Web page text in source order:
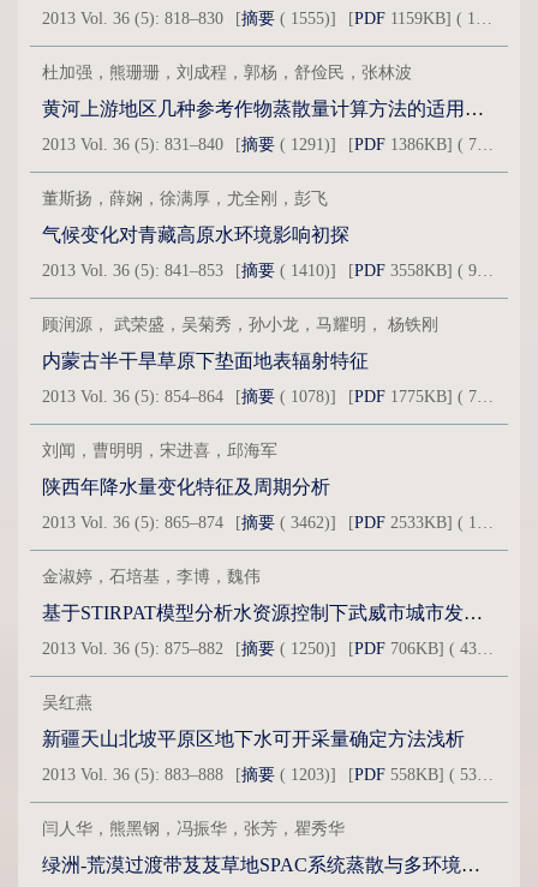
2013 Vol. 36 (5): 818–830 [摘要 ( 1555)] [PDF 1159KB] ( 1063 )
杜加强，熊珊珊，刘成程，郭杨，舒俭民，张林波
黄河上游地区几种参考作物蒸散量计算方法的适用性比较
2013 Vol. 36 (5): 831–840 [摘要 ( 1291)] [PDF 1386KB] ( 744 )
董斯扬，薛娴，徐满厚，尤全刚，彭飞
气候变化对青藏高原水环境影响初探
2013 Vol. 36 (5): 841–853 [摘要 ( 1410)] [PDF 3558KB] ( 922 )
顾润源， 武荣盛，吴菊秀，孙小龙，马耀明， 杨铁刚
内蒙古半干旱草原下垫面地表辐射特征
2013 Vol. 36 (5): 854–864 [摘要 ( 1078)] [PDF 1775KB] ( 704 )
刘闻，曹明明，宋进喜，邱海军
陕西年降水量变化特征及周期分析
2013 Vol. 36 (5): 865–874 [摘要 ( 3462)] [PDF 2533KB] ( 1762 )
金淑婷，石培基，李博，魏伟
基于STIRPAT模型分析水资源控制下武威市城市发展模式
2013 Vol. 36 (5): 875–882 [摘要 ( 1250)] [PDF 706KB] ( 439 )
吴红燕
新疆天山北坡平原区地下水可开采量确定方法浅析
2013 Vol. 36 (5): 883–888 [摘要 ( 1203)] [PDF 558KB] ( 536 )
闫人华，熊黑钢，冯振华，张芳，瞿秀华
绿洲-荒漠过渡带芨芨草地SPAC系统蒸散与多环境因子关系分析